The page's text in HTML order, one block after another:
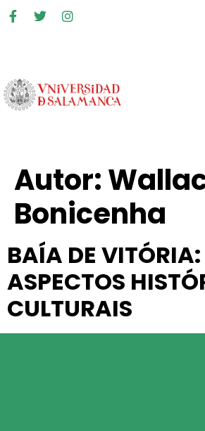
Autor:
Bonicenha
BAÍA DE VITÓRIA:
ASPECTOS
CULTURAIS